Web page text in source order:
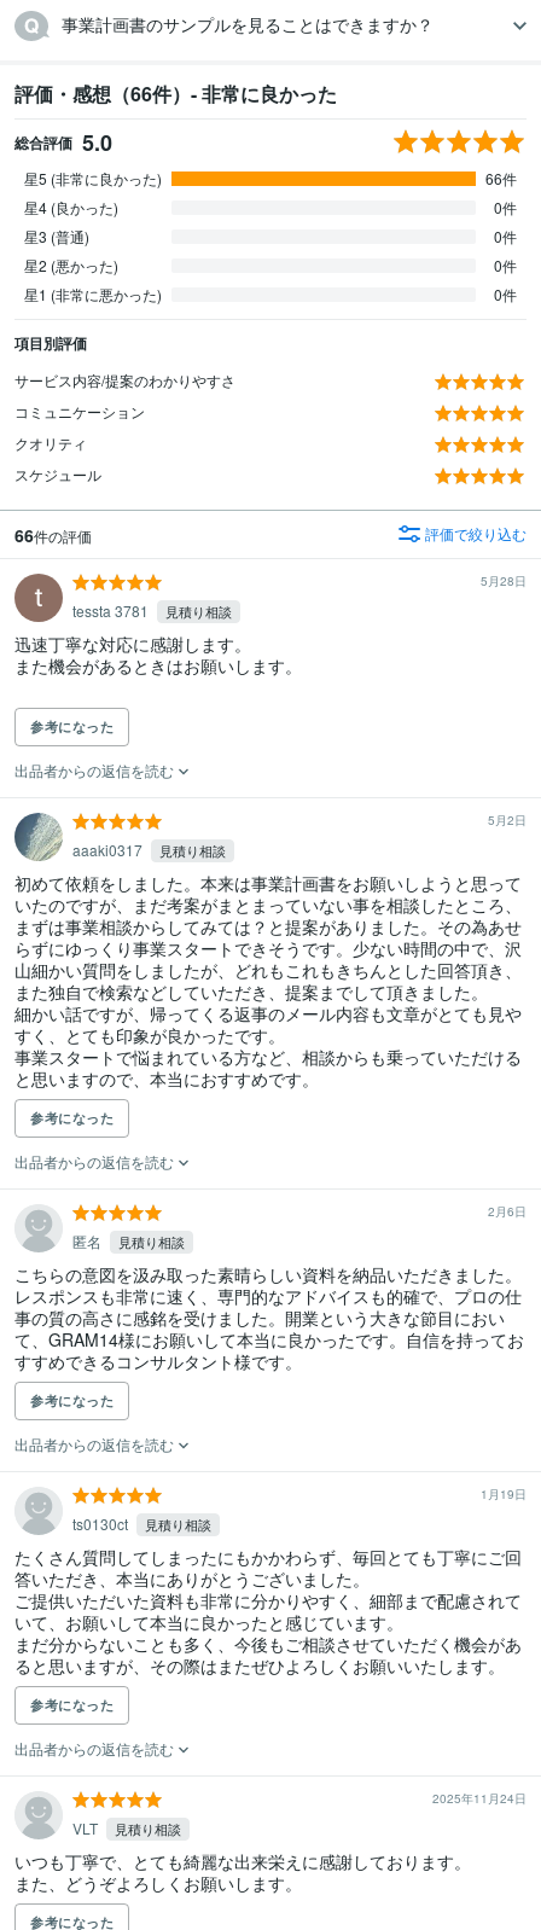
事業計画書のサンプルを見ることはできますか？
評価・感想（66件）- 非常に良かった
総合評価 5.0
星5 (非常に良かった)
66件
星4 (良かった)
0件
星3 (普通)
0件
星2 (悪かった)
0件
星1 (非常に悪かった)
0件
項目別評価
サービス内容/提案のわかりやすさ
コミュニケーション
クオリティ
スケジュール
66件の評価 評価で絞り込む
5月28日
tessta 3781 見積り相談
迅速丁寧な対応に感謝します。
また機会があるときはお願いします。
参考になった
出品者からの返信を読む
5月2日
aaaki0317 見積り相談
初めて依頼をしました。本来は事業計画書をお願いしようと思って
いたのですが、まだ考案がまとまっていない事を相談したところ、
まずは事業相談からしてみては？と提案がありました。その為あせ
らずにゆっくり事業スタートできそうです。少ない時間の中で、沢
山細かい質問をしましたが、どれもこれもきちんとした回答頂き、
また独自で検索などしていただき、提案までして頂きました。
細かい話ですが、帰ってくる返事のメール内容も文章がとても見や
すく、とても印象が良かったです。
事業スタートで悩まれている方など、相談からも乗っていただける
と思いますので、本当におすすめです。
参考になった
出品者からの返信を読む
2月6日
匿名 見積り相談
こちらの意図を汲み取った素晴らしい資料を納品いただきました。
レスポンスも非常に速く、専門的なアドバイスも的確で、プロの仕
事の質の高さに感銘を受けました。開業という大きな節目におい
て、GRAM14様にお願いして本当に良かったです。自信を持ってお
すすめできるコンサルタント様です。
参考になった
出品者からの返信を読む
1月19日
ts0130ct 見積り相談
たくさん質問してしまったにもかかわらず、毎回とても丁寧にご回
答いただき、本当にありがとうございました。
ご提供いただいた資料も非常に分かりやすく、細部まで配慮されて
いて、お願いして本当に良かったと感じています。
まだ分からないことも多く、今後もご相談させていただく機会があ
ると思いますが、その際はまたぜひよろしくお願いいたします。
参考になった
出品者からの返信を読む
2025年11月24日
VLT 見積り相談
いつも丁寧で、とても綺麗な出来栄えに感謝しております。
また、どうぞよろしくお願いします。
参考になった